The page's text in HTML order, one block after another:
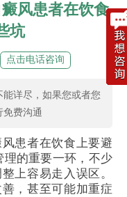
风患者在饮食
坑
点击电话咨询
详尽，如果您或者您
免费沟通
患者在饮食上要避
理的重要一环，不少
上容易走入误区。
，甚至可能加重症